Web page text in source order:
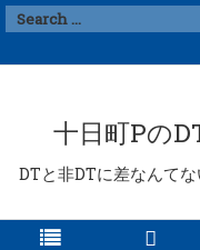
十日町Pの
DTと非DTに差なんて